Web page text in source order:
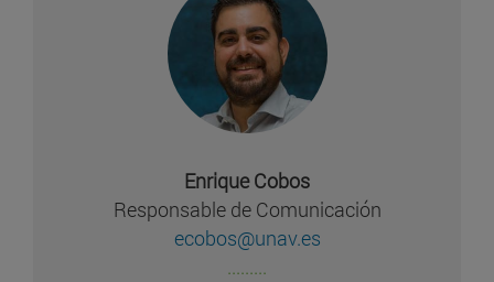
Enrique Cobos
Responsable de Comunicación
ecobos@unav.es
.........